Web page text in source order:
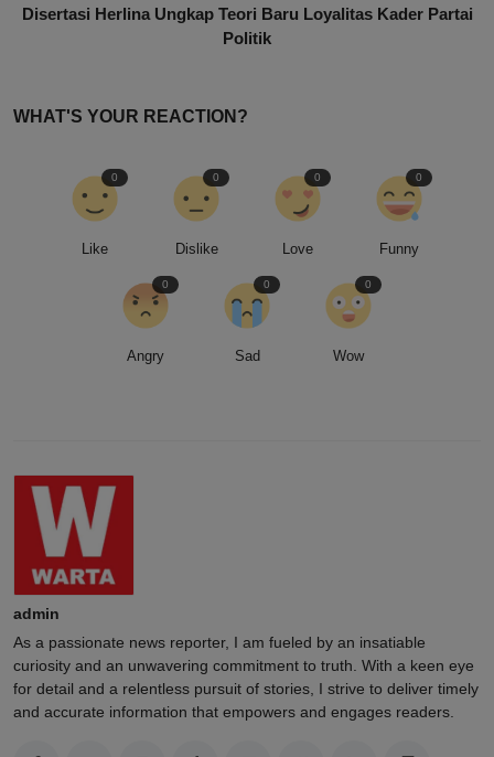
Disertasi Herlina Ungkap Teori Baru Loyalitas Kader Partai
Politik
WHAT'S YOUR REACTION?
Like
0
Dislike
0
Love
0
Funny
0
Angry
0
Sad
0
Wow
0
admin
As a passionate news reporter, I am fueled by an insatiable
curiosity and an unwavering commitment to truth. With a keen eye
for detail and a relentless pursuit of stories, I strive to deliver timely
and accurate information that empowers and engages readers.